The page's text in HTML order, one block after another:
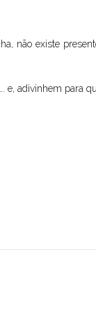
não existe
adivinhem para